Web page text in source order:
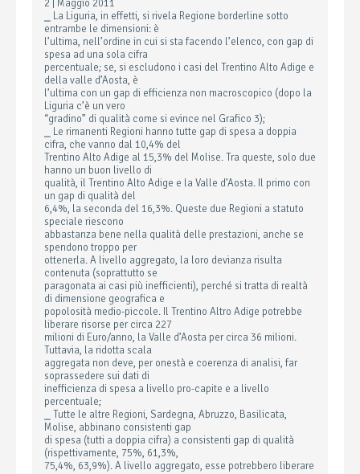
2 | Maggio 2011
⎯ La Liguria, in effetti, si rivela Regione borderline sotto
entrambe le dimensioni: è
l’ultima, nell’ordine in cui si sta facendo l’elenco, con gap di
spesa ad una sola cifra
percentuale; se, si escludono i casi del Trentino Alto Adige e
della valle d’Aosta, è
l’ultima con un gap di efficienza non macroscopico (dopo la
Liguria c’è un vero
“gradino” di qualità come si evince nel Grafico 3);
⎯ Le rimanenti Regioni hanno tutte gap di spesa a doppia
cifra, che vanno dal 10,4% del
Trentino Alto Adige al 15,3% del Molise. Tra queste, solo due
hanno un buon livello di
qualità, il Trentino Alto Adige e la Valle d’Aosta. Il primo con
un gap di qualità del
6,4%, la seconda del 16,3%. Queste due Regioni a statuto
speciale riescono
abbastanza bene nella qualità delle prestazioni, anche se
spendono troppo per
ottenerla. A livello aggregato, la loro devianza risulta
contenuta (soprattutto se
paragonata ai casi più inefficienti), perché si tratta di realtà
di dimensione geografica e
popolosità medio-piccole. Il Trentino Altro Adige potrebbe
liberare risorse per circa 227
milioni di Euro/anno, la Valle d’Aosta per circa 36 milioni.
Tuttavia, la ridotta scala
aggregata non deve, per onestà e coerenza di analisi, far
soprassedere sui dati di
inefficienza di spesa a livello pro-capite e a livello
percentuale;
⎯ Tutte le altre Regioni, Sardegna, Abruzzo, Basilicata,
Molise, abbinano consistenti gap
di spesa (tutti a doppia cifra) a consistenti gap di qualità
(rispettivamente, 75%, 61,3%,
75,4%, 63,9%). A livello aggregato, esse potrebbero liberare